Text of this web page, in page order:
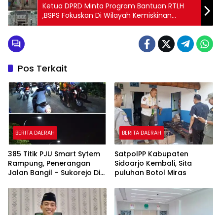
Ketua DPRD Minta Program Bantuan RTLH
,BSPS Fokuskan Di Wilayah Kemiskinan
Exstrim
Pos Terkait
BERITA DAERAH
385 Titik PJU Smart Sytem
Rampung, Penerangan
Jalan Bangil – Sukorejo Di
BERITA DAERAH
SatpolPP Kabupaten
Sidoarjo Kembali, Sita
puluhan Botol Miras